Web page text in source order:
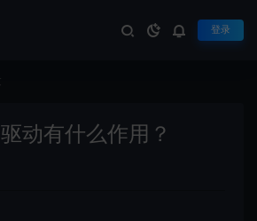
登录
动有什么作用？